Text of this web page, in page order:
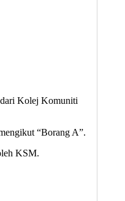
dari Kolej Komuniti
“Borang A”.
KSM.